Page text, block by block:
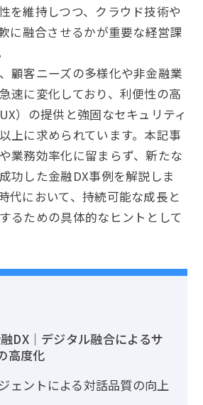
を維持しつつ、クラウド技術や
に融合させるかが重要な経営課
顧客ニーズの多様化や非金融業
速に変化しており、利便性の高
）の提供と強固なセキュリティ
上に求められています。本記事
業務効率化に留まらず、新たな
功した金融DX事例を解説しま
代において、持続可能な成長と
るための具体的なヒントとして
DX｜デジタル融合によるサ
高度化
ェントによる対話品質の向上